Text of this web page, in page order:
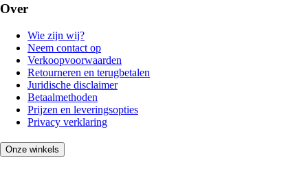
Over
Wie zijn wij?
Neem contact op
Verkoopvoorwaarden
Retourneren en terugbetalen
Juridische disclaimer
Betaalmethoden
Prijzen en leveringsopties
Privacy verklaring
Onze winkels